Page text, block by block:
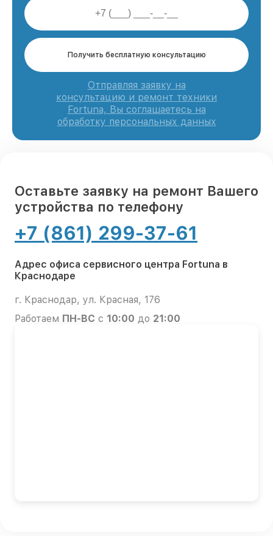
Получить бесплатную консультацию
Отправляя заявку на
консультацию и ремонт техники
Fortuna, Вы соглашаетесь на
обработку персональных данных
Оставьте заявку на ремонт Вашего
устройства по телефону
+7 (861) 299-37-61
Адрес офиса сервисного центра Fortuna в
Краснодаре
г. Краснодар, ул. Красная, 176
Работаем ПН-ВС с 10:00 до 21:00